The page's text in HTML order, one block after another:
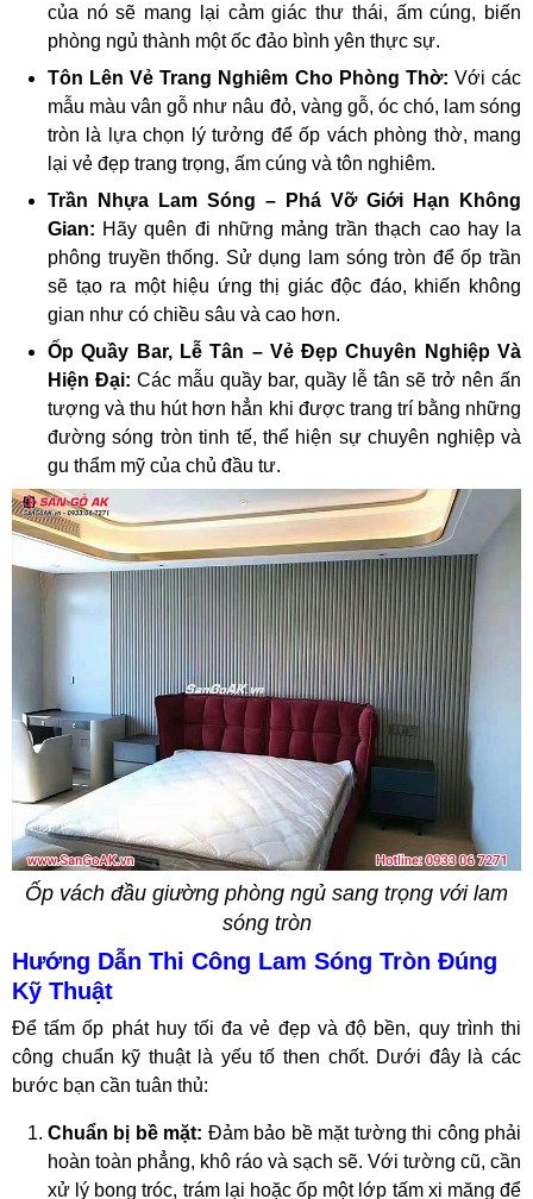
của nó sẽ mang lại cảm giác thư thái, ấm cúng, biến
phòng ngủ thành một ốc đảo bình yên thực sự.
Tôn Lên Vẻ Trang Nghiêm Cho Phòng Thờ: Với các
mẫu màu vân gỗ như nâu đỏ, vàng gỗ, óc chó, lam sóng
tròn là lựa chọn lý tưởng để ốp vách phòng thờ, mang
lại vẻ đẹp trang trọng, ấm cúng và tôn nghiêm.
Trần Nhựa Lam Sóng – Phá Vỡ Giới Hạn Không
Gian: Hãy quên đi những mảng trần thạch cao hay la
phông truyền thống. Sử dụng lam sóng tròn để ốp trần
sẽ tạo ra một hiệu ứng thị giác độc đáo, khiến không
gian như có chiều sâu và cao hơn.
Ốp Quầy Bar, Lễ Tân – Vẻ Đẹp Chuyên Nghiệp Và
Hiện Đại: Các mẫu quầy bar, quầy lễ tân sẽ trở nên ấn
tượng và thu hút hơn hẳn khi được trang trí bằng những
đường sóng tròn tinh tế, thể hiện sự chuyên nghiệp và
gu thẩm mỹ của chủ đầu tư.
Ốp vách đầu giường phòng ngủ sang trọng với lam
sóng tròn
Hướng Dẫn Thi Công Lam Sóng Tròn Đúng
Kỹ Thuật
Để tấm ốp phát huy tối đa vẻ đẹp và độ bền, quy trình thi
công chuẩn kỹ thuật là yếu tố then chốt. Dưới đây là các
bước bạn cần tuân thủ:
Chuẩn bị bề mặt: Đảm bảo bề mặt tường thi công phải
hoàn toàn phẳng, khô ráo và sạch sẽ. Với tường cũ, cần
xử lý bong tróc, trám lại hoặc ốp một lớp tấm xi măng để